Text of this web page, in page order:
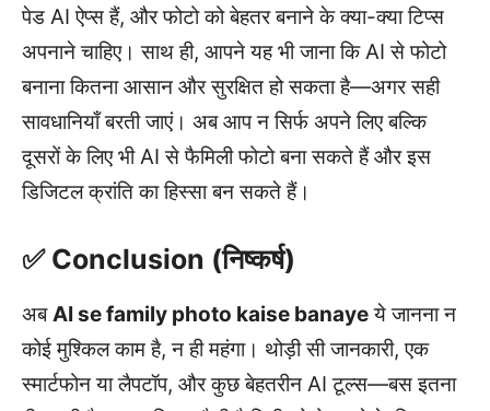
पेड AI ऐप्स हैं, और फोटो को बेहतर बनाने के क्या-क्या टिप्स
अपनाने चाहिए। साथ ही, आपने यह भी जाना कि AI से फोटो
बनाना कितना आसान और सुरक्षित हो सकता है—अगर सही
सावधानियाँ बरती जाएं। अब आप न सिर्फ अपने लिए बल्कि
दूसरों के लिए भी AI से फैमिली फोटो बना सकते हैं और इस
डिजिटल क्रांति का हिस्सा बन सकते हैं।
✅ Conclusion (निष्कर्ष)
अबAI se family photo kaise banayeये जानना न
कोई मुश्किल काम है, न ही महंगा। थोड़ी सी जानकारी, एक
स्मार्टफोन या लैपटॉप, और कुछ बेहतरीन AI टूल्स—बस इतना